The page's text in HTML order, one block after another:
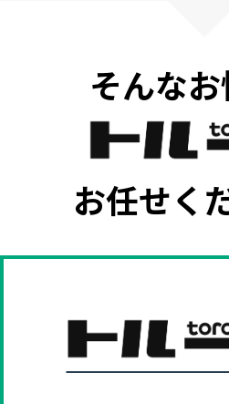
そんなお
お任せく